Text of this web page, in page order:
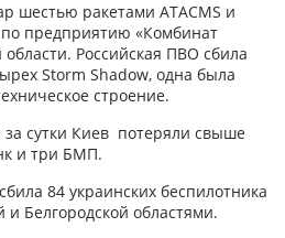
шестью ракетами ATACMS и
предприятию «Комбинат
области. Российская ПВО сбила
Storm Shadow, одна была
строение.
сутки Киев потеряли свыше
и три БМП.
84 украинских беспилотника
и Белгородской областями.